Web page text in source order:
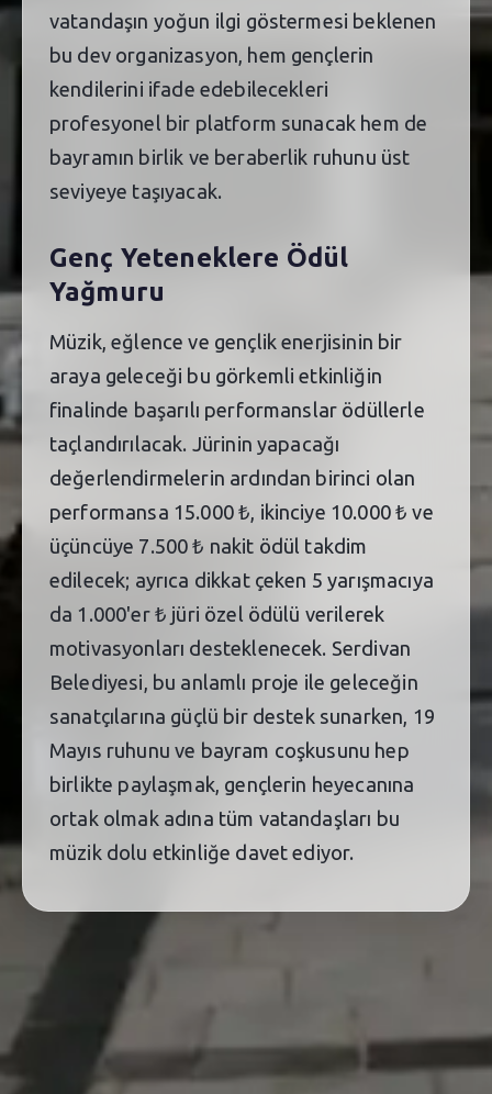
vatandaşın yoğun ilgi göstermesi beklenen
bu dev organizasyon, hem gençlerin
kendilerini ifade edebilecekleri
profesyonel bir platform sunacak hem de
bayramın birlik ve beraberlik ruhunu üst
seviyeye taşıyacak.
Genç Yeteneklere Ödül
Yağmuru
Müzik, eğlence ve gençlik enerjisinin bir
araya geleceği bu görkemli etkinliğin
finalinde başarılı performanslar ödüllerle
taçlandırılacak. Jürinin yapacağı
değerlendirmelerin ardından birinci olan
performansa 15.000 ₺, ikinciye 10.000 ₺ ve
üçüncüye 7.500 ₺ nakit ödül takdim
edilecek; ayrıca dikkat çeken 5 yarışmacıya
da 1.000'er ₺ jüri özel ödülü verilerek
motivasyonları desteklenecek. Serdivan
Belediyesi, bu anlamlı proje ile geleceğin
sanatçılarına güçlü bir destek sunarken, 19
Mayıs ruhunu ve bayram coşkusunu hep
birlikte paylaşmak, gençlerin heyecanına
ortak olmak adına tüm vatandaşları bu
müzik dolu etkinliğe davet ediyor.